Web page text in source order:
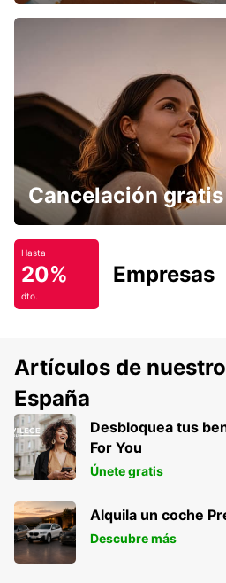
Cancelación gratis
Hasta
20%
dto.
Empresas
Artículos de
España
Desbloquea tus
For You
Únete gratis
Alquila un coche
Descubre más